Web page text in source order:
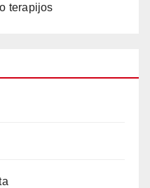
terapijos